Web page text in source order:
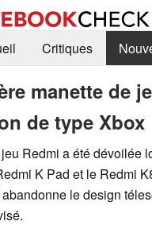
Critiques
manette de
de type Xbox
Redmi a été dévoilée
K Pad et le Redmi
le design